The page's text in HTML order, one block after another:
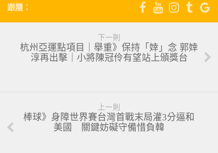
跟隨：
下一則
杭州亞運點項目｜舉重》保持「婞」念 郭婞
淳再出擊｜小將陳冠伶有望站上頒獎台
上一則
棒球》身障世界賽台灣首戰末局灌3分逼和
美國 關鍵妨礙守備惜負韓